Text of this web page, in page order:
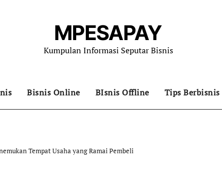
MPESAPAY
Kumpulan Informasi Seputar Bisnis
Bisnis Online BIsnis Offline Tips Berbisnis
Tempat Usaha yang Ramai Pembeli